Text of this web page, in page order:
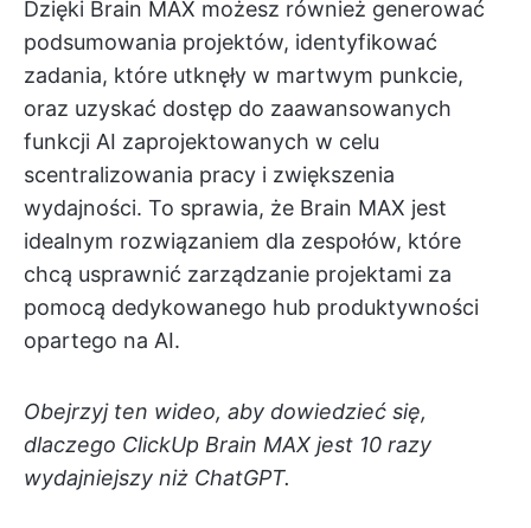
Dzięki Brain MAX możesz również generować
podsumowania projektów, identyfikować
zadania, które utknęły w martwym punkcie,
oraz uzyskać dostęp do zaawansowanych
funkcji AI zaprojektowanych w celu
scentralizowania pracy i zwiększenia
wydajności. To sprawia, że Brain MAX jest
idealnym rozwiązaniem dla zespołów, które
chcą usprawnić zarządzanie projektami za
pomocą dedykowanego hub produktywności
opartego na AI.
Obejrzyj ten wideo, aby dowiedzieć się,
dlaczego ClickUp Brain MAX jest 10 razy
wydajniejszy niż ChatGPT.